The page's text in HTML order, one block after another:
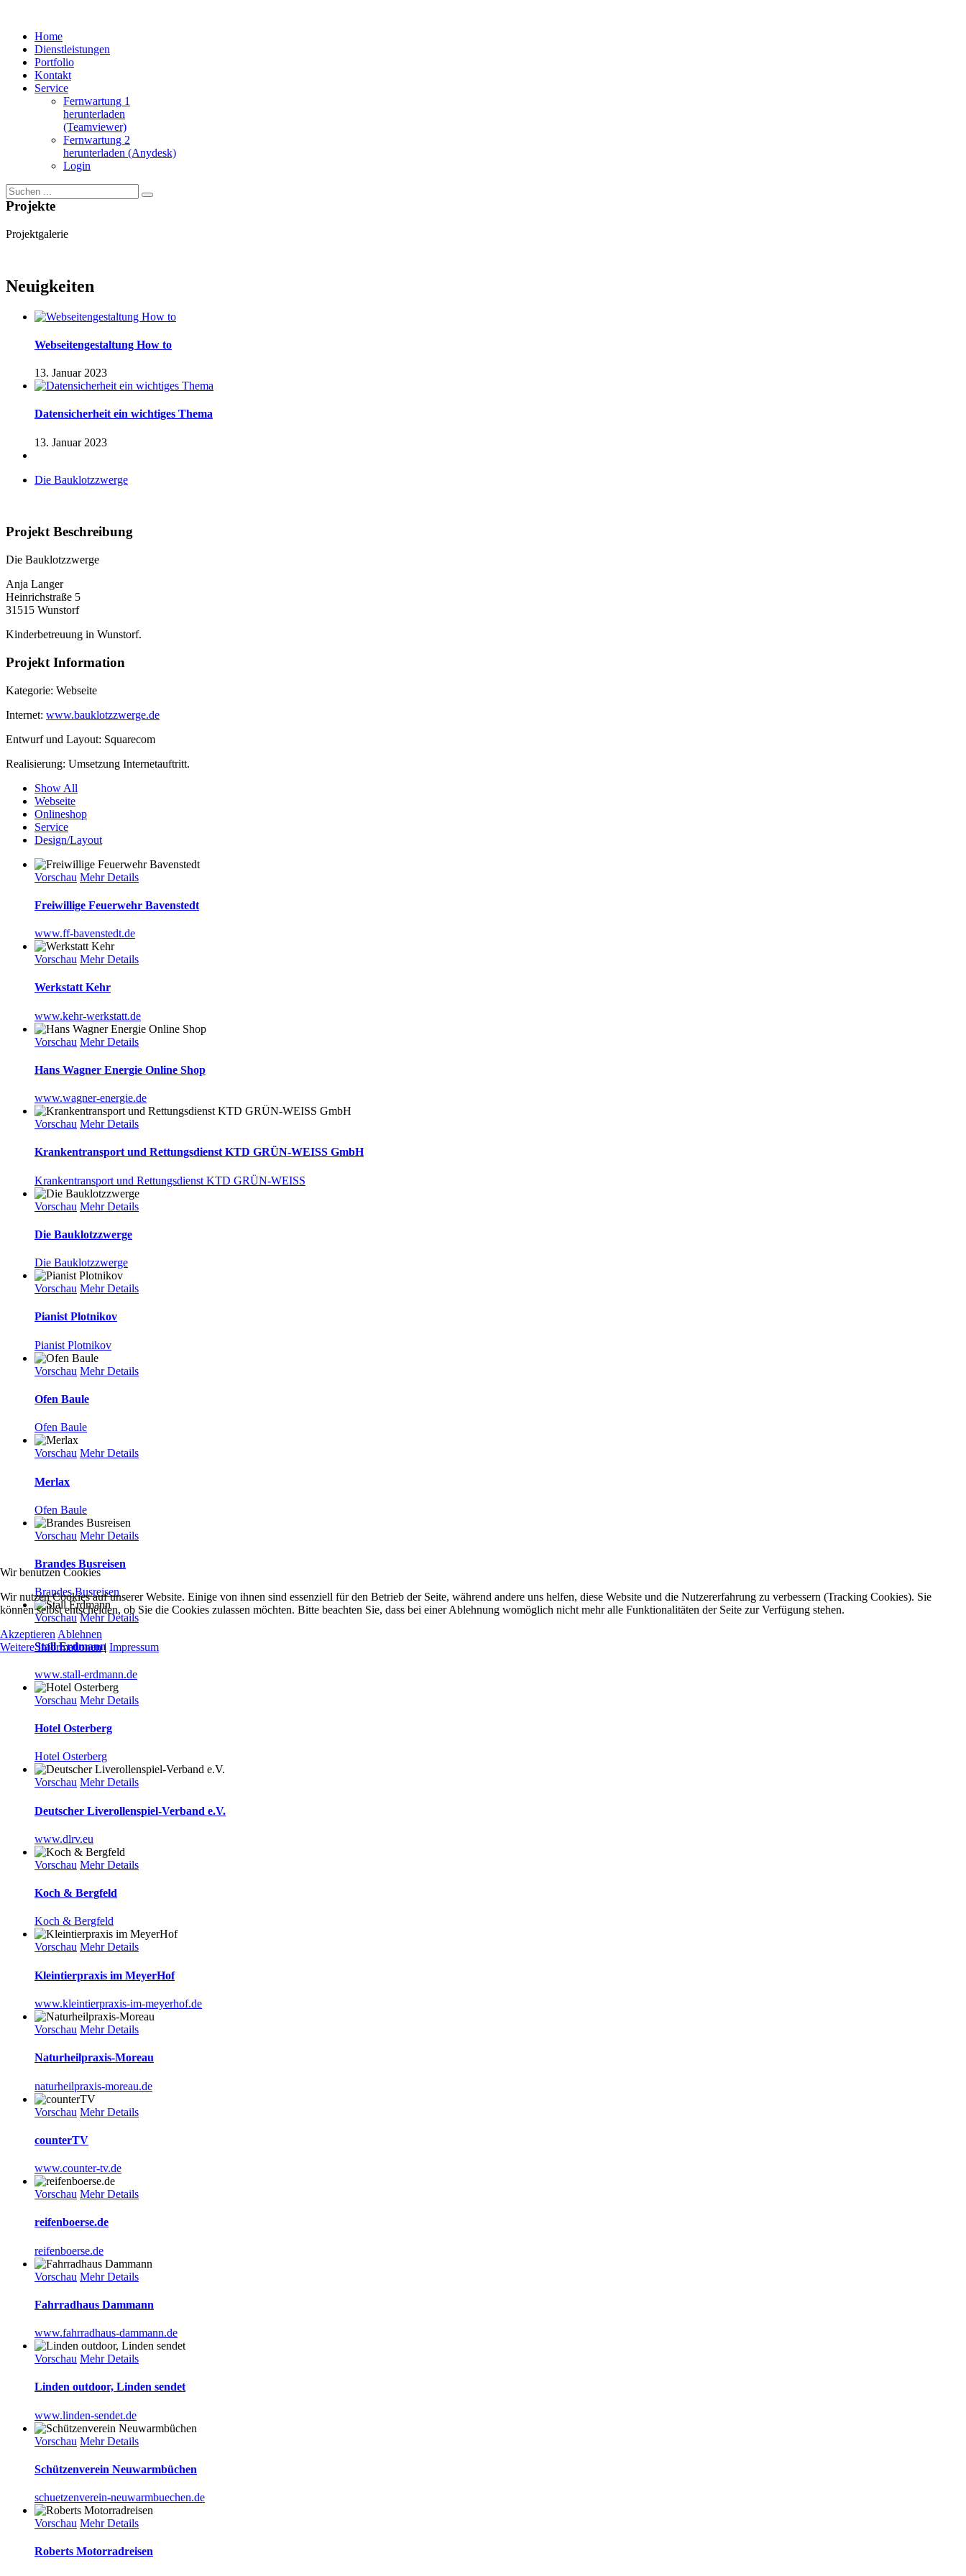
Home
Dienstleistungen
Portfolio
Kontakt
Service
Fernwartung 1
herunterladen
(Teamviewer)
Fernwartung 2
herunterladen (Anydesk)
Login
Projekte
Projektgalerie
Neuigkeiten
Webseitengestaltung How to
13. Januar 2023
Datensicherheit ein wichtiges Thema
13. Januar 2023
Die Bauklotzzwerge
Projekt Beschreibung
Die Bauklotzzwerge
Anja Langer
Heinrichstraße 5
31515 Wunstorf
Kinderbetreuung in Wunstorf.
Projekt Information
Kategorie: Webseite
Internet: www.bauklotzzwerge.de
Entwurf und Layout: Squarecom
Realisierung: Umsetzung Internetauftritt.
Show All
Webseite
Onlineshop
Service
Design/Layout
Vorschau Mehr Details
Freiwillige Feuerwehr Bavenstedt
www.ff-bavenstedt.de
Vorschau Mehr Details
Werkstatt Kehr
www.kehr-werkstatt.de
Vorschau Mehr Details
Hans Wagner Energie Online Shop
www.wagner-energie.de
Vorschau Mehr Details
Krankentransport und Rettungsdienst KTD GRÜN-WEISS GmbH
Krankentransport und Rettungsdienst KTD GRÜN-WEISS
Vorschau Mehr Details
Die Bauklotzzwerge
Die Bauklotzzwerge
Vorschau Mehr Details
Pianist Plotnikov
Pianist Plotnikov
Vorschau Mehr Details
Ofen Baule
Ofen Baule
Vorschau Mehr Details
Merlax
Ofen Baule
Vorschau Mehr Details
Brandes Busreisen
Brandes Busreisen
Vorschau Mehr Details
Stall Erdmann
www.stall-erdmann.de
Vorschau Mehr Details
Hotel Osterberg
Hotel Osterberg
Vorschau Mehr Details
Deutscher Liverollenspiel-Verband e.V.
www.dlrv.eu
Vorschau Mehr Details
Koch & Bergfeld
Koch & Bergfeld
Vorschau Mehr Details
Kleintierpraxis im MeyerHof
www.kleintierpraxis-im-meyerhof.de
Vorschau Mehr Details
Naturheilpraxis-Moreau
naturheilpraxis-moreau.de
Vorschau Mehr Details
counterTV
www.counter-tv.de
Vorschau Mehr Details
reifenboerse.de
reifenboerse.de
Vorschau Mehr Details
Fahrradhaus Dammann
www.fahrradhaus-dammann.de
Vorschau Mehr Details
Linden outdoor, Linden sendet
www.linden-sendet.de
Vorschau Mehr Details
Schützenverein Neuwarmbüchen
schuetzenverein-neuwarmbuechen.de
Vorschau Mehr Details
Roberts Motorradreisen
Wir benutzen Cookies
Wir nutzen Cookies auf unserer Website. Einige von ihnen sind essenziell für den Betrieb der Seite, während andere uns helfen, diese Website und die Nutzererfahrung zu verbessern (Tracking Cookies). Sie
können selbst entscheiden, ob Sie die Cookies zulassen möchten. Bitte beachten Sie, dass bei einer Ablehnung womöglich nicht mehr alle Funktionalitäten der Seite zur Verfügung stehen.
Akzeptieren Ablehnen
Weitere Informationen| Impressum